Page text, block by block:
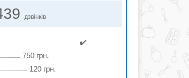
дзвінків
✔️
750 грн.
120 грн.